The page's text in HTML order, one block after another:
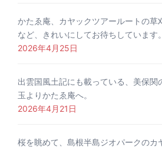
かたゑ庵、カヤックツアールートの草
など、きれいにしてお待ちしています。
2026年4月25日
出雲国風土記にも載っている、美保関
玉よりかたゑ庵へ。
2026年4月21日
桜を眺めて、島根半島ジオパークのカ